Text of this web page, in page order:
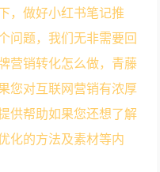
，做好小红书笔记推
问题，我们无非需要回
营销转化怎么做，青藤
您对互联网营销有浓厚
供帮助如果您还想了解
化的方法及素材等内